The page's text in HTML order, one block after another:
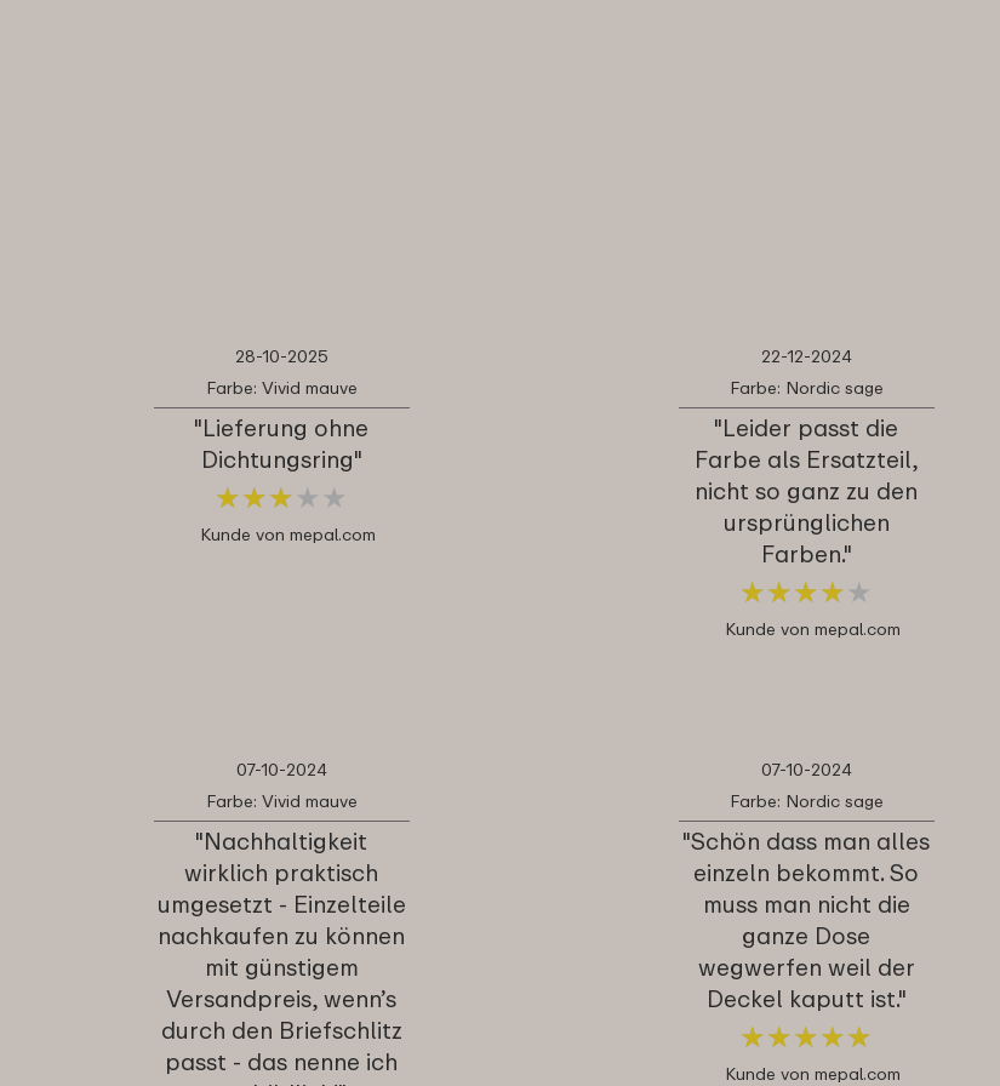
28-10-2025
Farbe: Vivid mauve
"Lieferung ohne
Dichtungsring"
★★★ ★ ★
★★★ ★ ★
Kunde von mepal.com
22-12-2024
Farbe: Nordic sage
"Leider passt die
Farbe als Ersatzteil,
nicht so ganz zu den
ursprünglichen
Farben."
★★★★ ★
★★★★ ★
Kunde von mepal.com
07-10-2024
Farbe: Vivid mauve
"Nachhaltigkeit
wirklich praktisch
umgesetzt - Einzelteile
nachkaufen zu können
mit günstigem
Versandpreis, wenn’s
durch den Briefschlitz
passt - das nenne ich
07-10-2024
Farbe: Nordic sage
"Schön dass man alles
einzeln bekommt. So
muss man nicht die
ganze Dose
wegwerfen weil der
Deckel kaputt ist."
★★★★★
★★★★★
Kunde von mepal.com